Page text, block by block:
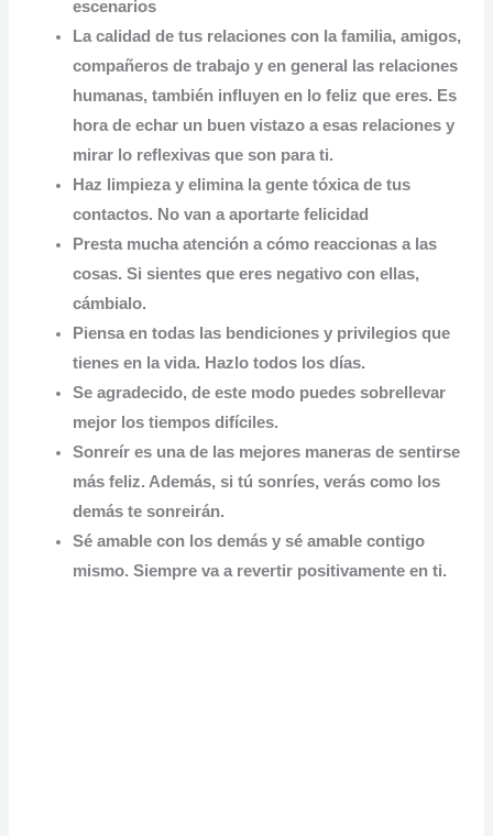
escenarios
La calidad de tus relaciones con la familia, amigos,
compañeros de trabajo y en general las relaciones
humanas, también influyen en lo feliz que eres. Es
hora de echar un buen vistazo a esas relaciones y
mirar lo reflexivas que son para ti.
Haz limpieza yelimina la gente tóxica de tus
contactos. No van a aportarte felicidad
Presta mucha atención a cómo reaccionas a las
cosas. Si sientes que eres negativo con ellas,
cámbialo.
Piensa en todas las bendiciones y privilegios que
tienes en la vida. Hazlo todos los días.
Se agradecido, de este modo puedes sobrellevar
mejor los tiempos difíciles.
Sonreír es una de las mejores maneras de sentirse
más feliz. Además, si tú sonríes, verás como los
demás te sonreirán.
Sé amable con los demás ysé amable contigo
mismo. Siempre va a revertir positivamente en ti.